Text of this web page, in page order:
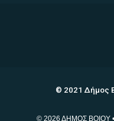
© 2021 Δήμος